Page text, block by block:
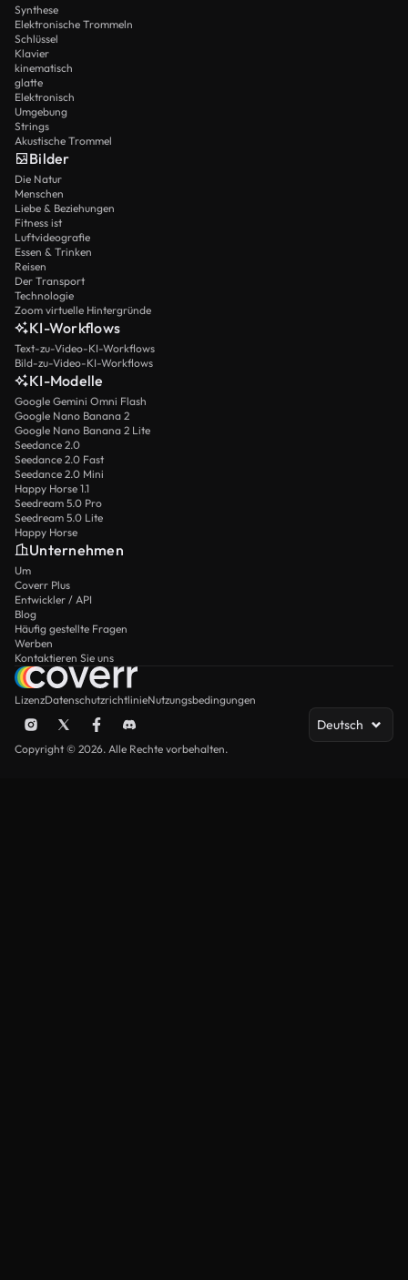
Synthese
Elektronische Trommeln
Schlüssel
Klavier
kinematisch
glatte
Elektronisch
Umgebung
Strings
Akustische Trommel
Bilder
Die Natur
Menschen
Liebe & Beziehungen
Fitness ist
Luftvideografie
Essen & Trinken
Reisen
Der Transport
Technologie
Zoom virtuelle Hintergründe
KI-Workflows
Text-zu-Video-KI-Workflows
Bild-zu-Video-KI-Workflows
KI-Modelle
Google Gemini Omni Flash
Google Nano Banana 2
Google Nano Banana 2 Lite
Seedance 2.0
Seedance 2.0 Fast
Seedance 2.0 Mini
Happy Horse 1.1
Seedream 5.0 Pro
Seedream 5.0 Lite
Happy Horse
Unternehmen
Um
Coverr Plus
Entwickler / API
Blog
Häufig gestellte Fragen
Werben
Kontaktieren Sie uns
LizenzDatenschutzrichtlinieNutzungsbedingungen
Deutsch
Copyright © 2026. Alle Rechte vorbehalten.